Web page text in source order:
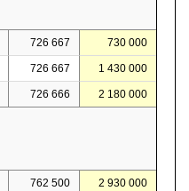
726 667 730 000
726 667 1 430 000
726 666 2 180 000
762 500 2 930 000